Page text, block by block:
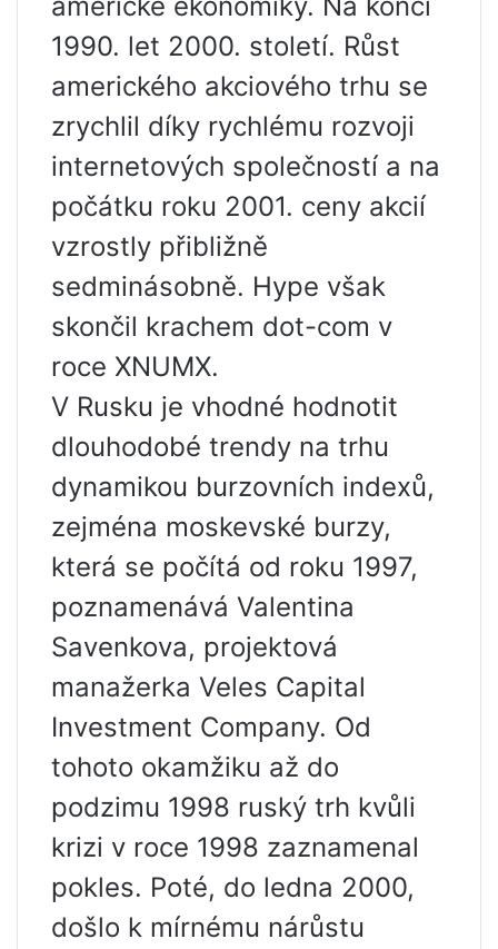
1990. let 2000. století. Růst
amerického akciového trhu se
zrychlil díky rychlému rozvoji
internetových společností a na
počátku roku 2001. ceny akcií
vzrostly přibližně
sedminásobně. Hype však
skončil krachem dot-com v
roce XNUMX.
V Rusku je vhodné hodnotit
dlouhodobé trendy na trhu
dynamikou burzovních indexů,
zejména moskevské burzy,
která se počítá od roku 1997,
poznamenává Valentina
Savenkova, projektová
manažerka Veles Capital
Investment Company. Od
tohoto okamžiku až do
podzimu 1998 ruský trh kvůli
krizi v roce 1998 zaznamenal
pokles. Poté, do ledna 2000,
došlo k mírnému nárůstu